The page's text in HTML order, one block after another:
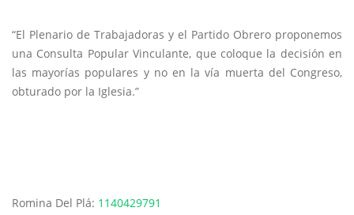
“El Plenario de Trabajadoras y el Partido Obrero proponemos
una Consulta Popular Vinculante, que coloque la decisión en
las mayorías populares y no en la vía muerta del Congreso,
obturado por la Iglesia.”
Romina Del Plá: 1140429791